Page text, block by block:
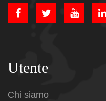
Utente
Chi siamo